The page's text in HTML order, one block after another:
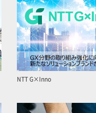
NTT G×Inno